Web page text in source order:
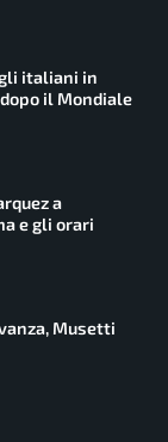
italiani in
il Mondiale
a
e gli orari
Musetti